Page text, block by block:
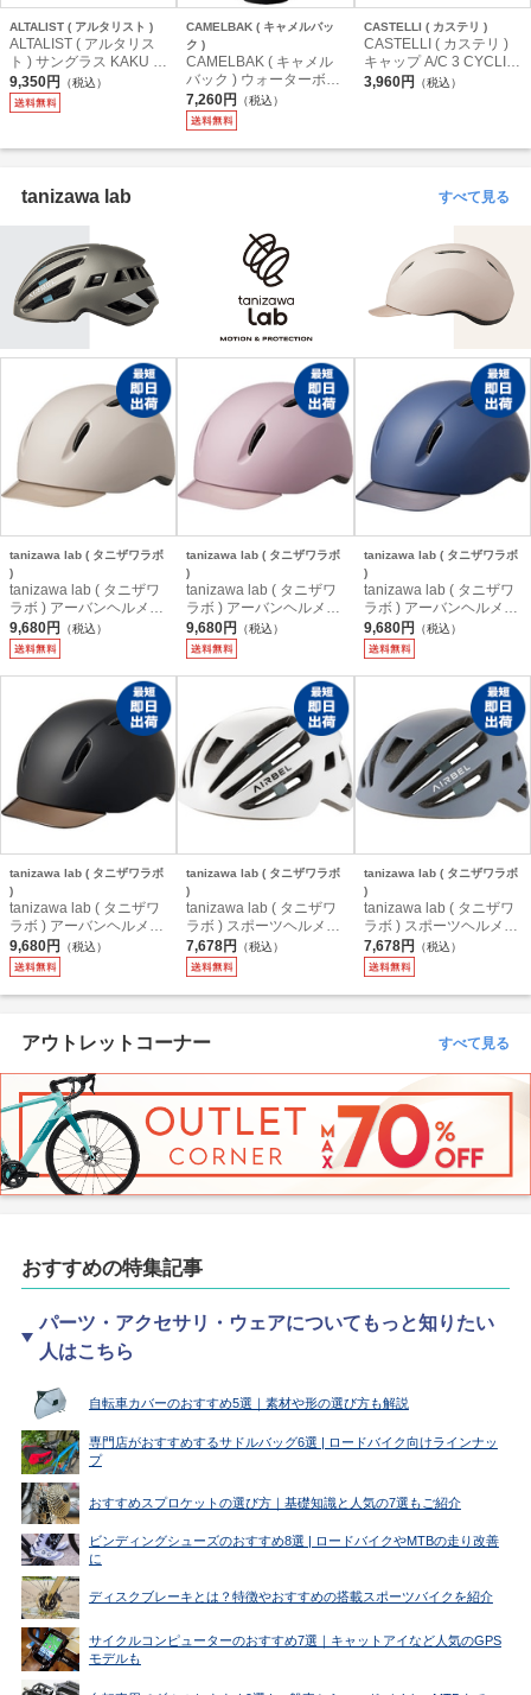
ALTALIST ( アルタリスト )
ALTALIST ( アルタリス
ト ) サングラス KAKU S
P2 ( カク エスピーツー )
Y's Road オリジナルカ
ラー マットブラック ( ダ
)
9,350円 （税込）
CAMELBAK ( キャメルバッ
ク )
CAMELBAK ( キャメル
バック ) ウォーターボト
ル ポディウム ステンレ
ス ブラック 530ML
7,260円 （税込）
CASTELLI ( カステリ )
CASTELLI ( カステリ )
キャップ A/C 3 CYCLIN
G CAP ( A/C 3 サイクリ
3,960円 （税込）
tanizawa lab すべて見る
tanizawa lab ( タニザワラボ
)
tanizawa lab ( タニザワ
ラボ ) アーバンヘルメッ
ト LIAURA ( リオーラ )
ベージュ ワンサイズ ( 5
4-59cm )
9,680円 （税込）
tanizawa lab ( タニザワラボ
)
tanizawa lab ( タニザワ
ラボ ) アーバンヘルメッ
ト LIAURA ( リオーラ )
ダスティモーブ ワンサ
イズ ( 54-59cm )
9,680円 （税込）
tanizawa lab ( タニザワラボ
)
tanizawa lab ( タニザワ
ラボ ) アーバンヘルメッ
ト LIAURA ( リオーラ )
ディープネイビー ワン
サイズ ( 54-59cm )
9,680円 （税込）
tanizawa lab ( タニザワラボ
)
tanizawa lab ( タニザワ
ラボ ) アーバンヘルメッ
ト LIAURA ( リオーラ )
ブラック ワンサイズ ( 5
4-59cm )
9,680円 （税込）
tanizawa lab ( タニザワラボ
)
tanizawa lab ( タニザワ
ラボ ) スポーツヘルメッ
ト AIRBEL ( エアベル )
ホワイト ワンサイズ ( 5
4-60cm )
7,678円 （税込）
tanizawa lab ( タニザワラボ
)
tanizawa lab ( タニザワ
ラボ ) スポーツヘルメッ
ト AIRBEL ( エアベル )
マットロシアンブルー
ワンサイズ ( 54-60cm )
7,678円 （税込）
アウトレットコーナー すべて見る
おすすめの特集記事
パーツ・アクセサリ・ウェアについてもっと知りたい
人はこちら
自転車カバーのおすすめ5選｜素材や形の選び方も解説
専門店がおすすめするサドルバッグ6選 | ロードバイク向けラインナッ
プ
おすすめスプロケットの選び方｜基礎知識と人気の7選もご紹介
ビンディングシューズのおすすめ8選 | ロードバイクやMTBの走り改善
に
ディスクブレーキとは？特徴やおすすめの搭載スポーツバイクを紹介
サイクルコンピューターのおすすめ7選｜キャットアイなど人気のGPS
モデルも